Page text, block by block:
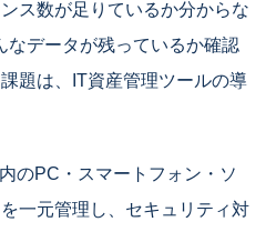
ス数が足りているか分からな
なデータが残っているか確認
題は、IT資産管理ツールの導
のPC・スマートフォン・ソ
一元管理し、セキュリティ対